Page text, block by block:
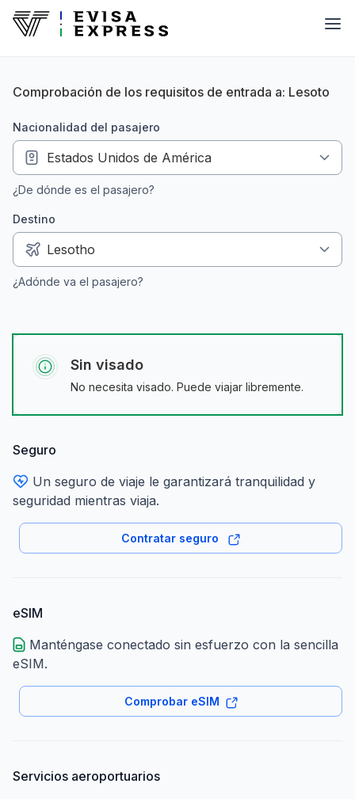
Comprobación de los requisitos de entrada a: Lesoto
nacionalidad del pasajero
¿De dónde es el pasajero?
Destino
¿Adónde va el pasajero?
Sin visado
No necesita visado. Puede viajar libremente.
Seguro
Un seguro de viaje le garantizará tranquilidad y
seguridad mientras viaja.
Contratar seguro
eSIM
Manténgase conectado sin esfuerzo con la sencilla
eSIM.
Comprobar eSIM
Servicios aeroportuarios